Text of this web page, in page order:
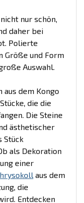
nicht nur schön,
daher bei
Polierte
Größe und Form
Auswahl.
dem Kongo
die die
Die Steine
ästhetischer
Stück
als Dekoration
einer
aus dem
die
Entdecken